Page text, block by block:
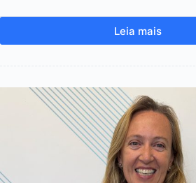
Leia mais